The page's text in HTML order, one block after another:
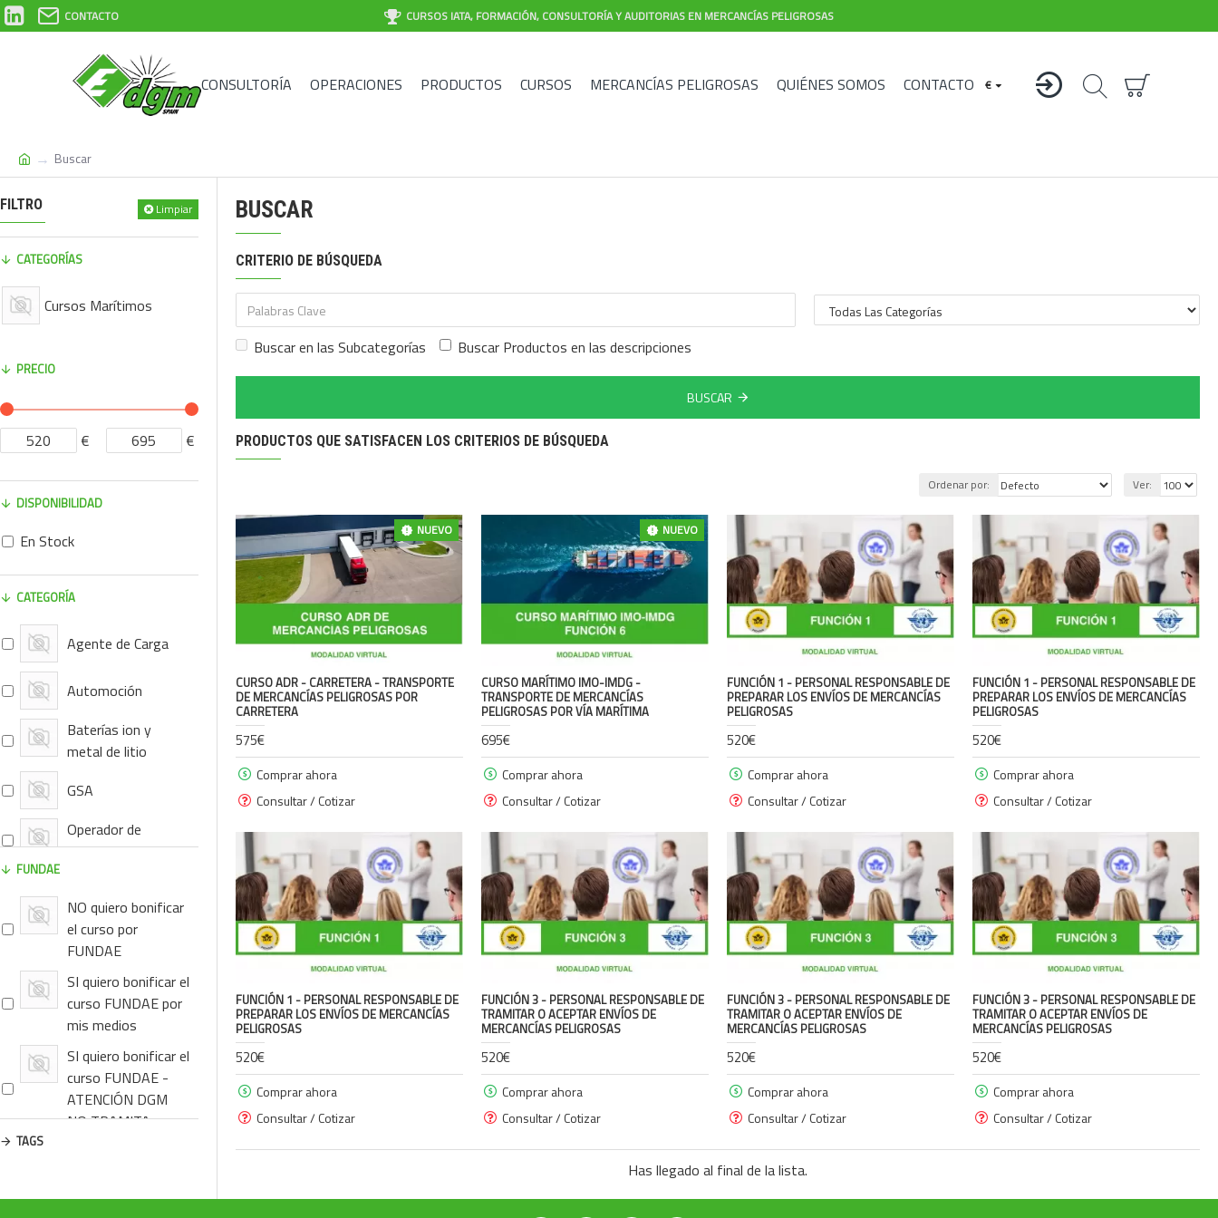
CONTACTO CURSOS IATA, FORMACIÓN, CONSULTORÍA Y AUDITORIAS EN MERCANCÍAS PELIGROSAS
CONSULTORÍA OPERACIONES PRODUCTOS CURSOS MERCANCÍAS PELIGROSAS QUIÉNES SOMOS CONTACTO €
Buscar
FILTRO Limpiar
PRECIO
€ €
CATEGORÍAS
Cursos Marítimos
CATEGORÍA
Agente de Carga
Automoción
Baterías ion y
metal de litio
GSA
Operador de
Handling
Equipos y
maquinaria c/
MMPP
ID8000
Material Biológico
Químicos,
sustancias y
FUNDAE
NO quiero bonificar
el curso por
FUNDAE
SI quiero bonificar el
curso FUNDAE por
mis medios
SI quiero bonificar el
curso FUNDAE -
ATENCIÓN DGM
NO TRAMITA
TAGS
DISPONIBILIDAD
En Stock
BUSCAR
CRITERIO DE BÚSQUEDA
Buscar en las Subcategorías Buscar Productos en las descripciones
BUSCAR
PRODUCTOS QUE SATISFACEN LOS CRITERIOS DE BÚSQUEDA
Ordenar por: Ver:
NUEVO
CURSO ADR - CARRETERA - TRANSPORTE
DE MERCANCÍAS PELIGROSAS POR
CARRETERA
575€
Comprar ahora
Consultar / Cotizar
NUEVO
CURSO MARÍTIMO IMO-IMDG -
TRANSPORTE DE MERCANCÍAS
PELIGROSAS POR VÍA MARÍTIMA
695€
Comprar ahora
Consultar / Cotizar
FUNCIÓN 1 - PERSONAL RESPONSABLE DE
PREPARAR LOS ENVÍOS DE MERCANCÍAS
PELIGROSAS
520€
Comprar ahora
Consultar / Cotizar
FUNCIÓN 1 - PERSONAL RESPONSABLE DE
PREPARAR LOS ENVÍOS DE MERCANCÍAS
PELIGROSAS
520€
Comprar ahora
Consultar / Cotizar
FUNCIÓN 1 - PERSONAL RESPONSABLE DE
PREPARAR LOS ENVÍOS DE MERCANCÍAS
PELIGROSAS
520€
Comprar ahora
Consultar / Cotizar
FUNCIÓN 3 - PERSONAL RESPONSABLE DE
TRAMITAR O ACEPTAR ENVÍOS DE
MERCANCÍAS PELIGROSAS
520€
Comprar ahora
Consultar / Cotizar
FUNCIÓN 3 - PERSONAL RESPONSABLE DE
TRAMITAR O ACEPTAR ENVÍOS DE
MERCANCÍAS PELIGROSAS
520€
Comprar ahora
Consultar / Cotizar
FUNCIÓN 3 - PERSONAL RESPONSABLE DE
TRAMITAR O ACEPTAR ENVÍOS DE
MERCANCÍAS PELIGROSAS
520€
Comprar ahora
Consultar / Cotizar
Has llegado al final de la lista.